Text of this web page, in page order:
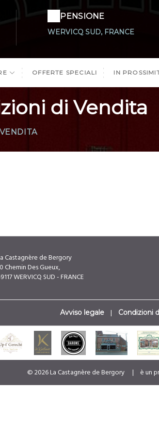
PENSIONE
WERVICQ SUD, FRANCE
OFFERTE SPECIALI IN
di Vendita
Castagnère de Bergory
Chemin Des Gueux,
WERVICQ SUD - FRANCE
Avviso legale | Condizioni
© 2026 La Castagnère de Bergory | è un